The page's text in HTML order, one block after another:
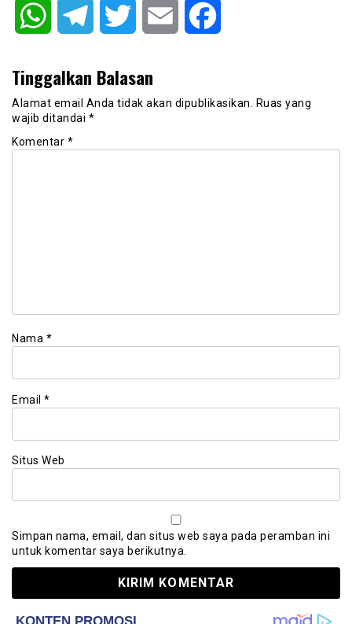
WhatsAppTelegram Twitter Email
Tinggalkan Balasan
Alamat email Anda tidak akan dipublikasikan.
Ruas yang
wajib ditandai *
Komentar *
Nama *
Email *
Situs Web
Simpan nama, email, dan situs web saya pada peramban ini
untuk komentar saya berikutnya.